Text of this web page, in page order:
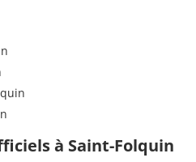
à Saint-Folquin